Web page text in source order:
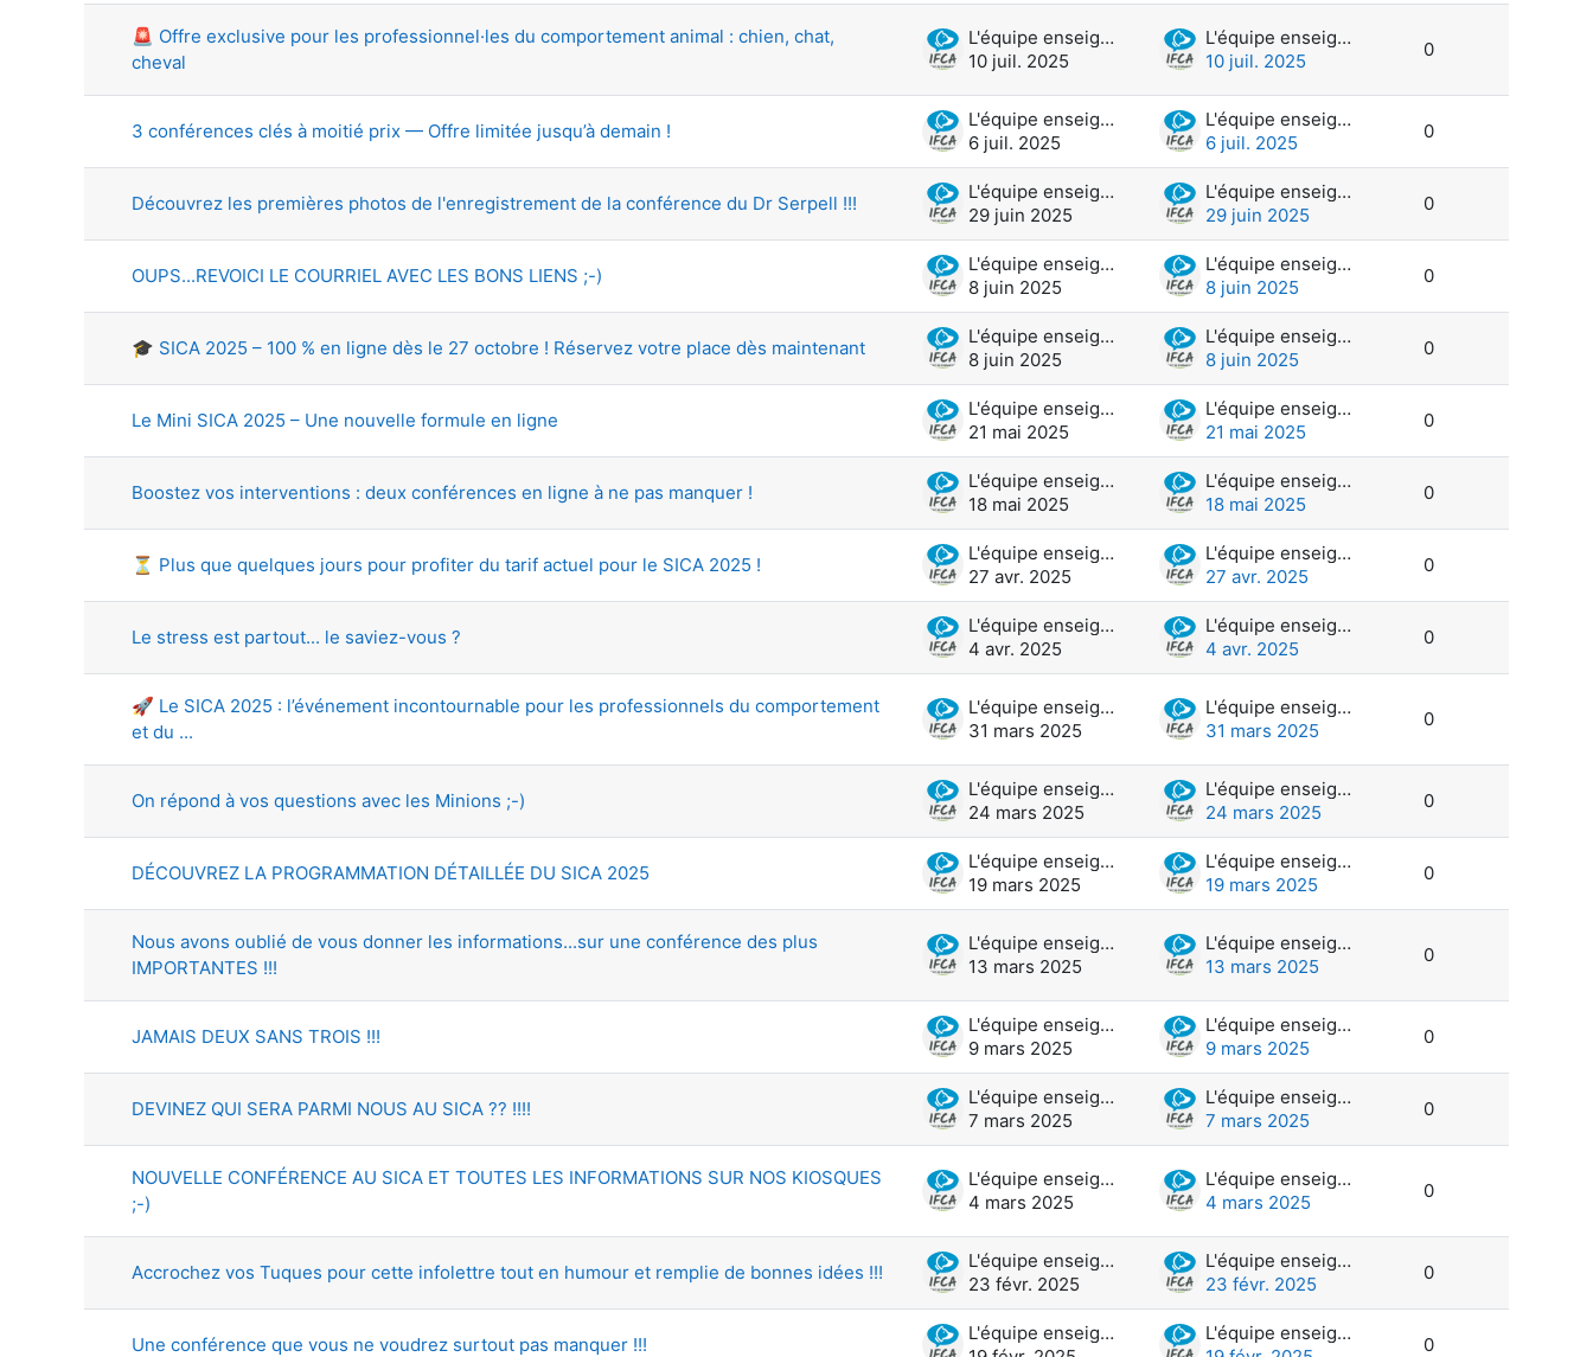
🚨 Offre exclusive pour les professionnel·les du comportement animal : chien, chat,
cheval
L'équipe enseignante et administration
10 juil. 2025
L'équipe enseignante et administration
10 juil. 2025
0
3 conférences clés à moitié prix — Offre limitée jusqu’à demain !
L'équipe enseignante et administration
6 juil. 2025
L'équipe enseignante et administration
6 juil. 2025
0
Découvrez les premières photos de l'enregistrement de la conférence du Dr Serpell !!!
L'équipe enseignante et administration
29 juin 2025
L'équipe enseignante et administration
29 juin 2025
0
OUPS...REVOICI LE COURRIEL AVEC LES BONS LIENS ;-)
L'équipe enseignante et administration
8 juin 2025
L'équipe enseignante et administration
8 juin 2025
0
🎓 SICA 2025 – 100 % en ligne dès le 27 octobre ! Réservez votre place dès maintenant
L'équipe enseignante et administration
8 juin 2025
L'équipe enseignante et administration
8 juin 2025
0
Le Mini SICA 2025 – Une nouvelle formule en ligne
L'équipe enseignante et administration
21 mai 2025
L'équipe enseignante et administration
21 mai 2025
0
Boostez vos interventions : deux conférences en ligne à ne pas manquer !
L'équipe enseignante et administration
18 mai 2025
L'équipe enseignante et administration
18 mai 2025
0
⏳ Plus que quelques jours pour profiter du tarif actuel pour le SICA 2025 !
L'équipe enseignante et administration
27 avr. 2025
L'équipe enseignante et administration
27 avr. 2025
0
Le stress est partout... le saviez-vous ?
L'équipe enseignante et administration
4 avr. 2025
L'équipe enseignante et administration
4 avr. 2025
0
🚀 Le SICA 2025 : l’événement incontournable pour les professionnels du comportement
et du ...
L'équipe enseignante et administration
31 mars 2025
L'équipe enseignante et administration
31 mars 2025
0
On répond à vos questions avec les Minions ;-)
L'équipe enseignante et administration
24 mars 2025
L'équipe enseignante et administration
24 mars 2025
0
DÉCOUVREZ LA PROGRAMMATION DÉTAILLÉE DU SICA 2025
L'équipe enseignante et administration
19 mars 2025
L'équipe enseignante et administration
19 mars 2025
0
Nous avons oublié de vous donner les informations...sur une conférence des plus
IMPORTANTES !!!
L'équipe enseignante et administration
13 mars 2025
L'équipe enseignante et administration
13 mars 2025
0
JAMAIS DEUX SANS TROIS !!!
L'équipe enseignante et administration
9 mars 2025
L'équipe enseignante et administration
9 mars 2025
0
DEVINEZ QUI SERA PARMI NOUS AU SICA ?? !!!!
L'équipe enseignante et administration
7 mars 2025
L'équipe enseignante et administration
7 mars 2025
0
NOUVELLE CONFÉRENCE AU SICA ET TOUTES LES INFORMATIONS SUR NOS KIOSQUES
;-)
L'équipe enseignante et administration
4 mars 2025
L'équipe enseignante et administration
4 mars 2025
0
Accrochez vos Tuques pour cette infolettre tout en humour et remplie de bonnes idées !!!
L'équipe enseignante et administration
23 févr. 2025
L'équipe enseignante et administration
23 févr. 2025
0
Une conférence que vous ne voudrez surtout pas manquer !!!
L'équipe enseignante et administration
L'équipe enseignante et administration
0